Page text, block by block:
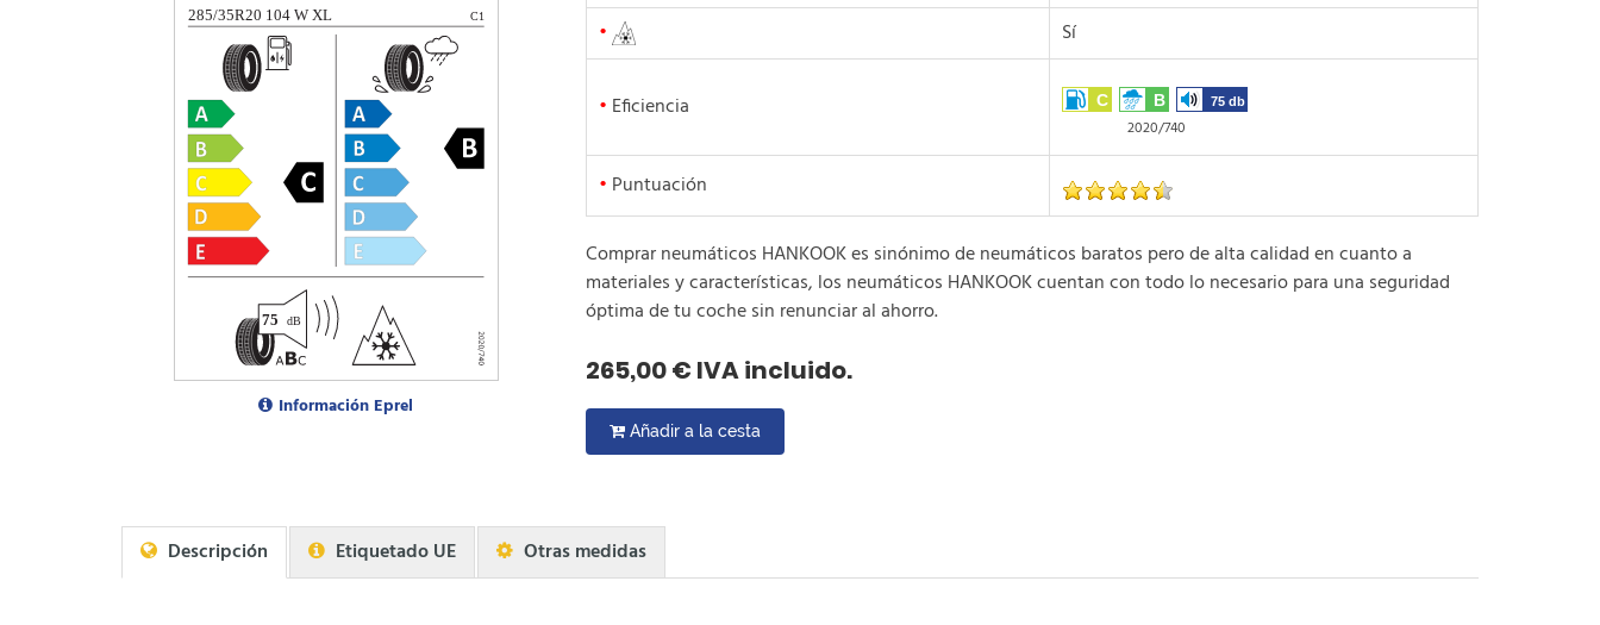
Información Eprel
•
Sí
• Eficiencia C B 75 db
2020/740
• Puntuación
Comprar neumáticos HANKOOK es sinónimo de neumáticos baratos pero de alta calidad en cuanto a
materiales y características, los neumáticos HANKOOK cuentan con todo lo necesario para una seguridad
óptima de tu coche sin renunciar al ahorro.
265,00 € IVA incluido.
Añadir a la cesta
Descripción Etiquetado UE Otras medidas